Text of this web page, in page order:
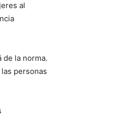
al
de la norma.
personas